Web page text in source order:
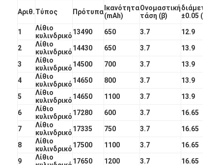
μπαταρία λίθιου lifepo4
ιονικές επαναφορτιζόμενες μπαταρίες λίθιου
Μπαταρία Lithium Polymer
μπαταρίες ενεργειακής αποθήκευσης
NiMH επαναφορτιζόμενες μπαταρίες
NiCd επαναφορτιζόμενες μπαταρίες
LCD φορτιστής μπαταρίας
πακέτα μπαταριών NiMH
Αριθ.Τύπος Πρότυπα Ικανότητα
(mAh)
Ονομαστική
τάση (β)
διάμετρος
±0.05 (χιλ.)
1
Λίθιο
κυλινδρικό13490 650 3.7 12.9
2
Λίθιο
κυλινδρικό14430 650 3.7 13.9
3
Λίθιο
κυλινδρικό14500 700 3.7 13.9
4
Λίθιο
κυλινδρικό14650 800 3.7 13.9
5
Λίθιο
κυλινδρικό14650 1100 3.7 13.9
6
Λίθιο
κυλινδρικό17280 600 3.7 16.65
7
Λίθιο
κυλινδρικό17335 750 3.7 16.65
8
Λίθιο
κυλινδρικό17500 1100 3.7 16.65
9
Λίθιο
17650 1200 3.7 16.65